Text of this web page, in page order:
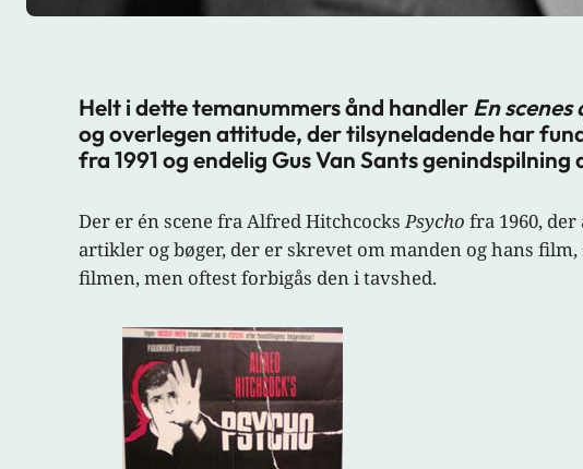
Helt i dette temanummers ånd handlerEn
og overlegen attitude, der tilsyneladende har
fra 1991 og endelig Gus Van Sants genindspilning
Der er én scene fra Alfred Hitchcocks Psycho fra 1960,
artikler og bøger, der er skrevet om manden og hans
filmen, men oftest forbigås den i tavshed.